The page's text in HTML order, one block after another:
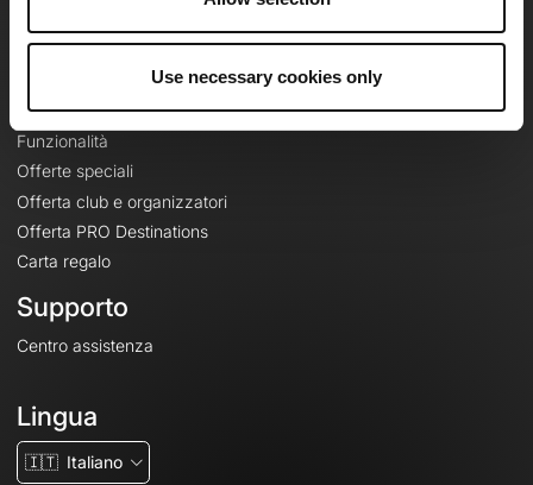
Use necessary cookies only
Le Mag'
Mappe di base topografiche
Funzionalità
Offerte speciali
Offerta club e organizzatori
Offerta PRO Destinations
Carta regalo
Supporto
Centro assistenza
Lingua
🇮🇹 Italiano